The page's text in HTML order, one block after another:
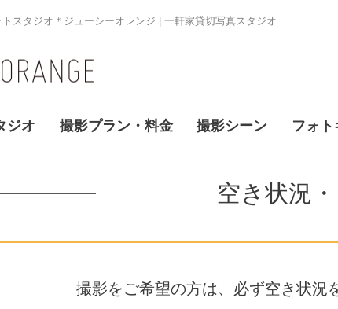
スタジオ＊ジューシーオレンジ | 一軒家貸切写真スタジオ
ジオ 撮影プラン・料金 撮影シーン フォ
空き状況
撮影をご希望の方は、必ず空き状況